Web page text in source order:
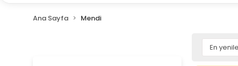
Ana Sayfa Mendi